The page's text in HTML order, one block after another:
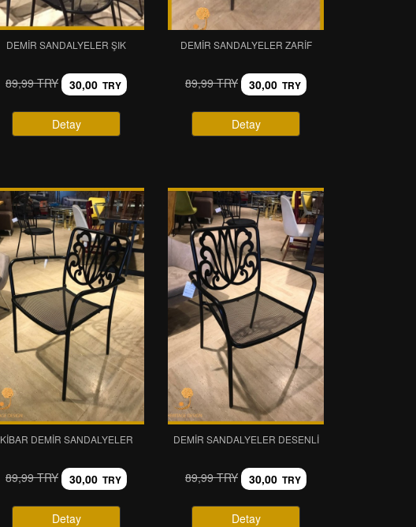
DEMIR SANDALYELER ŞIK
89,99 TRY 30,00 TRY
Detay
DEMIR SANDALYELER ZARIF
89,99 TRY 30,00 TRY
Detay
KIBAR DEMIR SANDALYELER
89,99 TRY 30,00 TRY
Detay
DEMIR SANDALYELER DESENLI
89,99 TRY 30,00 TRY
Detay